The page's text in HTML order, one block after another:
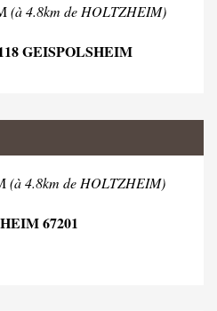
(à 4.8km de HOLTZHEIM)
GEISPOLSHEIM
(à 4.8km de HOLTZHEIM)
67201